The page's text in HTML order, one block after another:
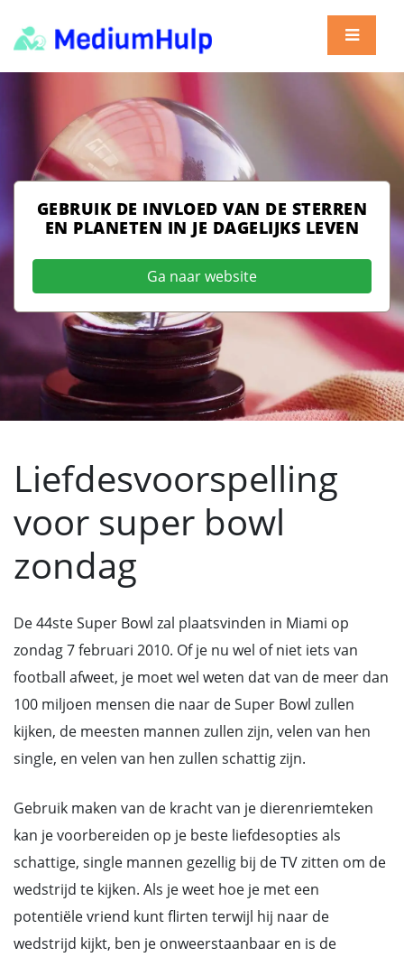
GEBRUIK DE INVLOED VAN DE STERREN
EN PLANETEN IN JE DAGELIJKS LEVEN
Ga naar website
Liefdesvoorspelling
voor super bowl
zondag
De 44ste Super Bowl zal plaatsvinden in Miami op
zondag 7 februari 2010. Of je nu wel of niet iets van
football afweet, je moet wel weten dat van de meer dan
100 miljoen mensen die naar de Super Bowl zullen
kijken, de meesten mannen zullen zijn, velen van hen
single, en velen van hen zullen schattig zijn.
Gebruik maken van de kracht van je dierenriemteken
kan je voorbereiden op je beste liefdesopties als
schattige, single mannen gezellig bij de TV zitten om de
wedstrijd te kijken. Als je weet hoe je met een
potentiële vriend kunt flirten terwijl hij naar de
wedstrijd kijkt, ben je onweerstaanbaar en is de